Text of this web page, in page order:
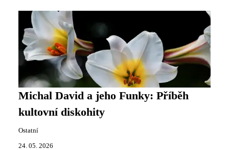
Michal David a jeho Funky: Příběh
kultovní diskohity
Ostatní
24. 05. 2026